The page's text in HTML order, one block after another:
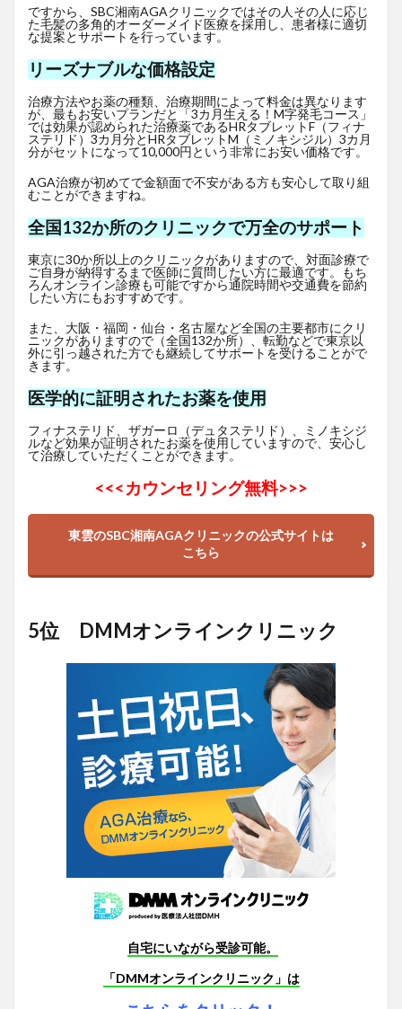
ですから、SBC湘南AGAクリニックではその人その人に応じ
た毛髪の多角的オーダーメイド医療を採用し、患者様に適切
な提案とサポートを行っています。
リーズナブルな価格設定
治療方法やお薬の種類、治療期間によって料金は異なります
が、最もお安いプランだと「3カ月生える！M字発毛コース」
では効果が認められた治療薬であるHRタブレットF （フィナ
ステリド）3カ月分とHRタブレットM（ミノキシジル）3カ月
分がセットになって10,000円という非常にお安い価格です。
AGA治療が初めてで金額面で不安がある方も安心して取り組
むことができますね。
全国132か所のクリニックで万全のサポート
東京に30か所以上のクリニックがありますので、対面診療で
ご自身が納得するまで医師に質問したい方に最適です。もち
ろんオンライン診療も可能ですから通院時間や交通費を節約
したい方にもおすすめです。
また、大阪・福岡・仙台・名古屋など全国の主要都市にクリ
ニックがありますので（全国132か所）、転勤などで東京以
外に引っ越された方でも継続してサポートを受けることがで
きます。
医学的に証明されたお薬を使用
フィナステリド、ザガーロ（デュタステリド）、ミノキシジ
ルなど効果が証明されたお薬を使用していますので、安心し
て治療していただくことができます。
<<<カウンセリング無料>>>
東雲のSBC湘南AGAクリニックの公式サイトは
こちら
5位 DMMオンラインクリニック
自宅にいながら受診可能。
「DMMオンラインクリニック」は